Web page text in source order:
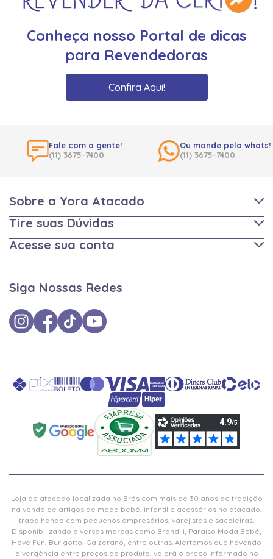
Conheça nosso Portal de dicas
para Revendedoras
Confira Aqui!
Fale com a gente!
(11) 3675-7400
Ou mande pelo whats!
(11) 3675-7400
Sobre a Yora Atacado
Tire suas Dúvidas
Acesse sua conta
Siga Nossas Redes
Loja de atacado localizada no Brás com mais de 30 anos de tradição
na venda de artigos de moda bebê, infantil e acessórios no atacado,
trabalhando com pequenos empresários, varejistas e sacoleiras.
Disponibilizando diversas marcas como Brandili, Paraíso Moda Bebê,
Have Fun, Burigotto, Galzerano, entre outras. Alertamos que havendo
divergência entre preços do produto, valerá o preço informado no